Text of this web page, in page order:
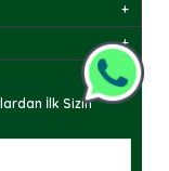
İlk Sizin